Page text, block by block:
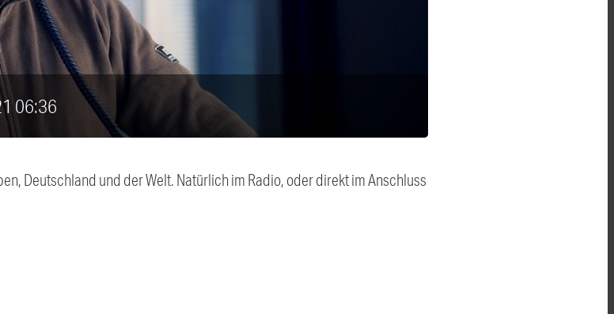
06:36
Deutschland und der Welt. Natürlich im Radio, oder direkt im Anschluss